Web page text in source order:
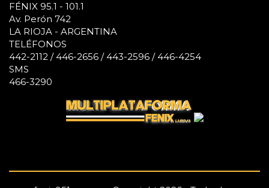
FÉNIX 95.1 - 101.1
Av. Perón 742
LA RIOJA - ARGENTINA
TELÉFONOS
442-2112 / 446-2656 / 443-2596 / 446-4254
SMS
466-3290